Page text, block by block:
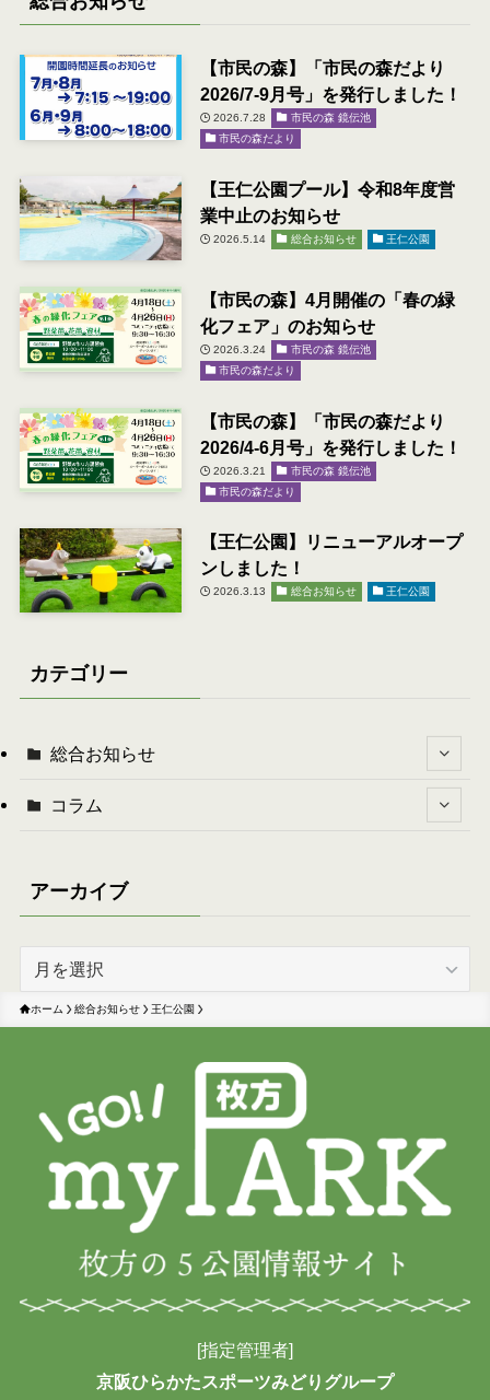
【市民の森】「市民の森だより
2026/7-9月号」を発行しました！
2026.7.28
市民の森 鏡伝池
市民の森だより
【王仁公園プール】令和8年度営
業中止のお知らせ
2026.5.14 総合お知らせ 王仁公園
【市民の森】4月開催の「春の緑
化フェア」のお知らせ
2026.3.24
市民の森 鏡伝池
市民の森だより
【市民の森】「市民の森だより
2026/4-6月号」を発行しました！
2026.3.21
市民の森 鏡伝池
市民の森だより
【王仁公園】リニューアルオープ
ンしました！
2026.3.13 総合お知らせ 王仁公園
カテゴリー
総合お知らせ
コラム
アーカイブ
カホーム 総合お知らせ 王仁公園
[指定管理者]
京阪ひらかたスポーツみどりグループ